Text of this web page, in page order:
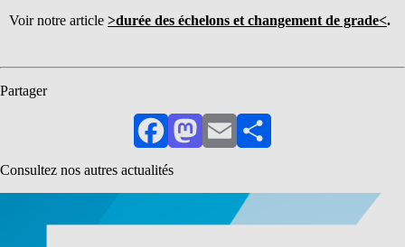
Voir notre article >durée des échelons et changement de grade<.
Partager
FacebookMastodon
EmailPartager
Consultez nos autres actualités